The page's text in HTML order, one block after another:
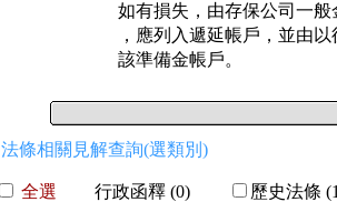
如有損失，由存保公司一
，應列入遞延帳戶，並由
該準備金帳戶。
法條相關見解查詢(選類別)
全選 行政函釋 (0) 歷史法條